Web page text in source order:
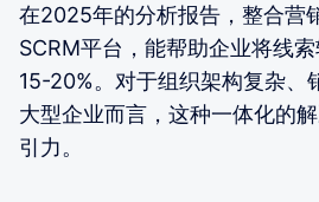
在2025年的分析报告，整合营
SCRM平台，能帮助企业将线
15-20%。对于组织架构复杂、
大型企业而言，这种一体化的
引力。